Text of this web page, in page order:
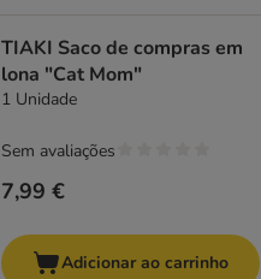
TIAKI Saco de compras em
lona "Cat Mom"
1 Unidade
7,99 €
Sem avaliações
Adicionar ao carrinho